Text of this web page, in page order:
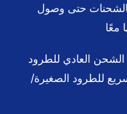
حتى وصول
معًا
العادي للطرود
للطرود الصغيرة/